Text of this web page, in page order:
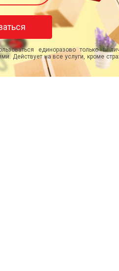
единоразово только в
Действует на все услуги, кроме